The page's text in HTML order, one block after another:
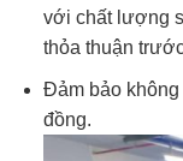
với chất lượng
thỏa thuận
Đảm bảo
đồng.